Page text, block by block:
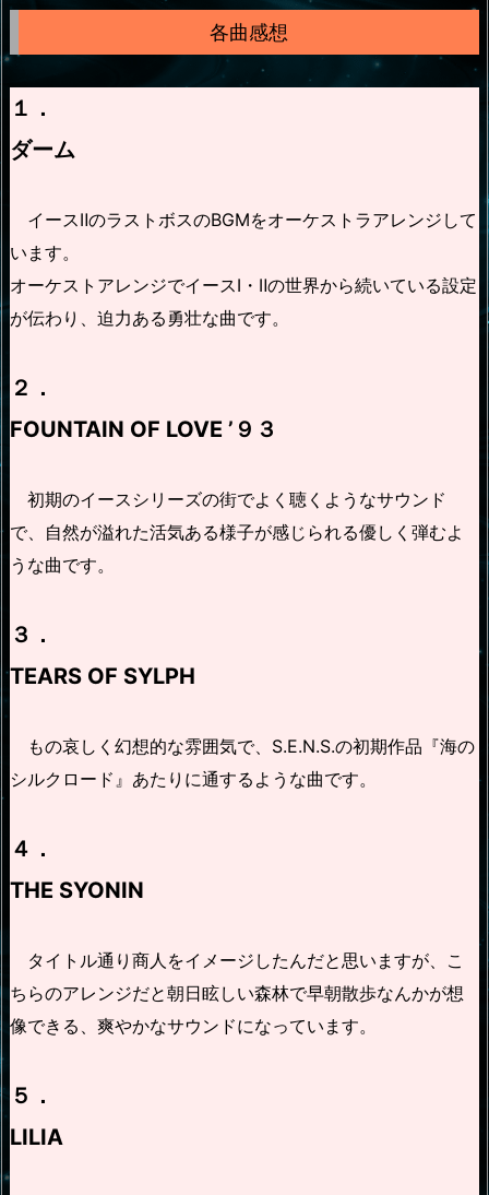
各曲感想
１．
ダーム
イースⅡのラストボスのBGMをオーケストラアレンジして
います。
オーケストアレンジでイースⅠ・Ⅱの世界から続いている設定
が伝わり、迫力ある勇壮な曲です。
２．
FOUNTAIN OF LOVE ’９３
初期のイースシリーズの街でよく聴くようなサウンド
で、自然が溢れた活気ある様子が感じられる優しく弾むよ
うな曲です。
３．
TEARS OF SYLPH
もの哀しく幻想的な雰囲気で、S.E.N.S.の初期作品『海の
シルクロード』あたりに通するような曲です。
４．
THE SYONIN
タイトル通り商人をイメージしたんだと思いますが、こ
ちらのアレンジだと朝日眩しい森林で早朝散歩なんかが想
像できる、爽やかなサウンドになっています。
５．
LILIA